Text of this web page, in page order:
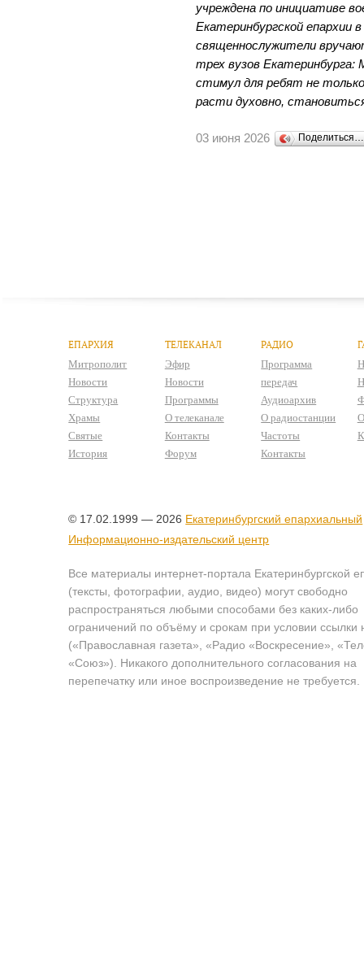
учреждена по инициативе
Екатеринбургской епархии
священнослужители
трех вузов
стимул для ребят не
расти духовно,
03 июня 2026 Поделиться…
ЕПАРХИЯ
Митрополит
Новости
Структура
Храмы
Святые
История
ТЕЛЕКАНАЛ
Эфир
Новости
Программы
О телеканале
Контакты
Форум
РАДИО
Программа
передач
Аудиоархив
О радиостанции
Частоты
Контакты
© 17.02.1999 — 2026 Екатеринбургский епархиальный
Информационно-издательский центр
Все материалы интернет-портала Екатеринбургской
(тексты, фотографии, аудио, видео) могут свободно
распространяться любыми способами без каких-либо
ограничений по объёму и срокам при условии ссылки
(«Православная газета», «Радио «Воскресение»,
«Союз»). Никакого дополнительного согласования на
перепечатку или иное воспроизведение не требуется.